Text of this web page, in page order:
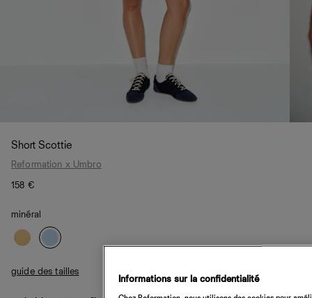
Short Scottie
Reformation x Umbro
158 €
minéral
guide des tailles
Informations sur la confidentialité